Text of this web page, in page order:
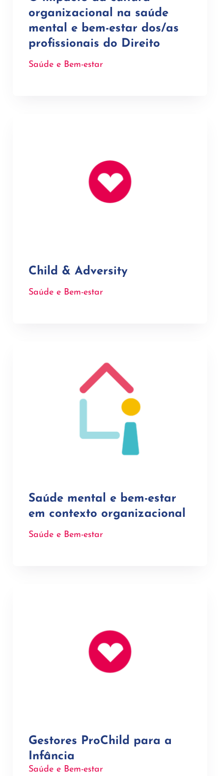
organizacional na saúde
mental e bem-estar dos/as
profissionais do Direito
Saúde e Bem-estar
Child & Adversity
Saúde e Bem-estar
Saúde mental e bem-estar
em contexto organizacional
Saúde e Bem-estar
Gestores ProChild para a
Infância​
Saúde e Bem-estar